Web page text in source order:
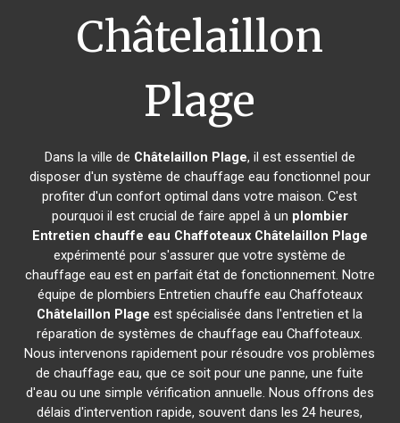
Châtelaillon
Plage
Dans la ville de Châtelaillon Plage, il est essentiel de
disposer d'un système de chauffage eau fonctionnel pour
profiter d'un confort optimal dans votre maison. C'est
pourquoi il est crucial de faire appel à un plombier
Entretien chauffe eau Chaffoteaux Châtelaillon Plage
expérimenté pour s'assurer que votre système de
chauffage eau est en parfait état de fonctionnement. Notre
équipe de plombiers Entretien chauffe eau Chaffoteaux
Châtelaillon Plage est spécialisée dans l'entretien et la
réparation de systèmes de chauffage eau Chaffoteaux.
Nous intervenons rapidement pour résoudre vos problèmes
de chauffage eau, que ce soit pour une panne, une fuite
d'eau ou une simple vérification annuelle. Nous offrons des
délais d'intervention rapide, souvent dans les 24 heures,